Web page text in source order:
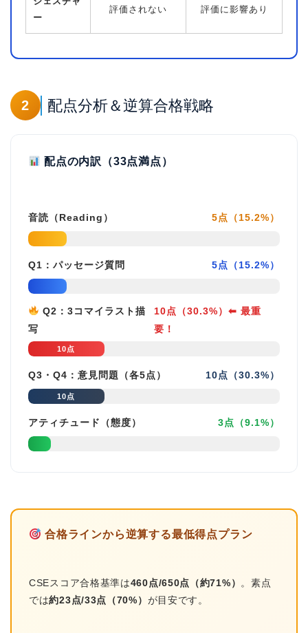
ー
評価されない 評価に影響あり
2 配点分析＆逆算合格戦略
配点の内訳（33点満点）
音読（Reading） 5点（15.2%）
Q1：パッセージ質問 5点（15.2%）
Q2：3コマイラスト描
写
10点（30.3%）⬅ 最重
要！
10点
Q3・Q4：意見問題（各5点） 10点（30.3%）
10点
アティチュード（態度） 3点（9.1%）
合格ラインから逆算する最低得点プラン
CSEスコア合格基準は460点/650点（約71%）
。素点
では約23点/33点（70%） が目安です。